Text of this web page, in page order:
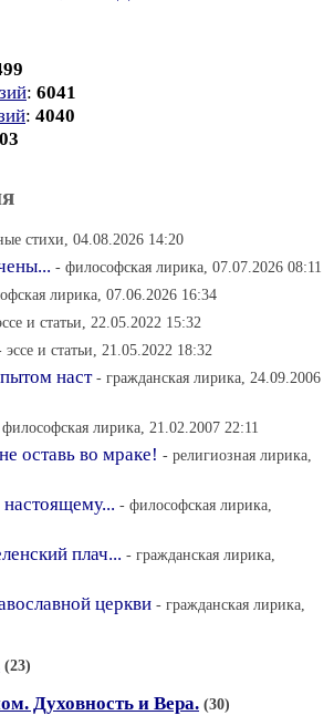
: 6041
: 4040
стихи, 04.08.2026 14:20
- философская лирика, 07.07.2026 08:11
лирика, 07.06.2026 16:34
и статьи, 22.05.2022 15:32
эссе и статьи, 21.05.2022 18:32
наст - гражданская лирика, 24.09.2006
лирика, 21.02.2007 22:11
оставь во мраке! - религиозная лирика,
- философская лирика,
плач... - гражданская лирика,
церкви - гражданская лирика,
(23)
Духовность и Вера. (30)